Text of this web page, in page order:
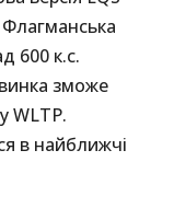
600 к.с.
зможе
WLTP.
в найближчі